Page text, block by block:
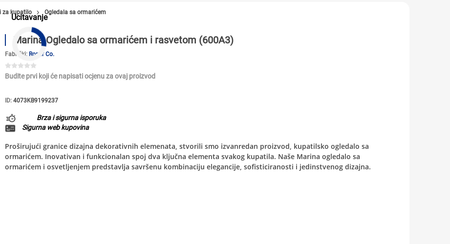
Ucitavanje
za kupatilo Ogledala sa ormarićem
Marina Ogledalo sa ormarićem i rasvetom (600A3)
Fabrički: Roper Co.
Budite prvi koji će napisati ocjenu za ovaj proizvod
ID: 4073KB9199237
Brza i sigurna isporuka
Sigurna web kupovina
Proširujući granice dizajna dekorativnih elemenata, stvorili smo izvanredan proizvod, kupatilsko ogledalo sa
ormarićem. Inovativan i funkcionalan spoj dva ključna elementa svakog kupatila. Naše Marina ogledalo sa
ormarićem i osvetljenjem predstavlja savršenu kombinaciju elegancije, sofisticiranosti i jedinstvenog dizajna.